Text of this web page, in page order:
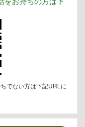
でない方は下記URLに